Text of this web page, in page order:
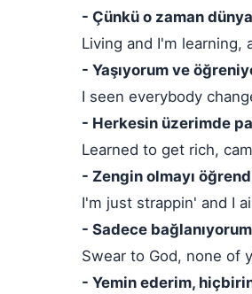
- Çünkü o zaman
Living and I'm
- Yaşıyorum ve
I seen everybody
- Herkesin üzerimde
Learned to get rich,
- Zengin olmayı
I'm just strappin' and I
- Sadece
Swear to God, none of
- Yemin ederim,